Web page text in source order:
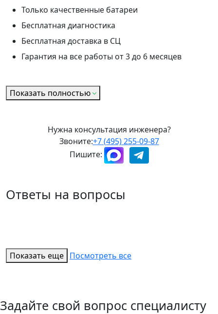
Только качественные батареи
Бесплатная диагностика
Бесплатная доставка в СЦ
Гарантия на все работы от 3 до 6 месяцев
Показать полностью
Нужна консультация инженера?
Звоните:+7 (495) 255-09-87
Пишите:
Ответы на вопросы
Показать еще Посмотреть все
Задайте свой вопрос специалисту